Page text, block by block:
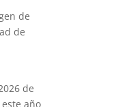
de
de
de
año